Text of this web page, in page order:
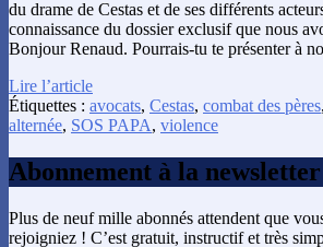
du drame de Cestas et de ses différents
connaissance du dossier exclusif que nous
Bonjour Renaud. Pourrais-tu te présenter à
Lire l’article
Étiquettes : avocats, Cestas, combat des pères,
alternée, SOS PAPA, violence
Abonnement à la newsletter
Plus de neuf mille abonnés attendent que
rejoigniez ! C’est gratuit, instructif et très